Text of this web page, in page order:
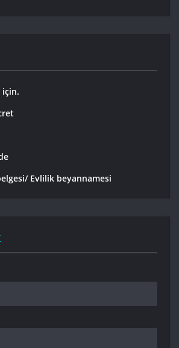
için.
Evlilik beyannamesi